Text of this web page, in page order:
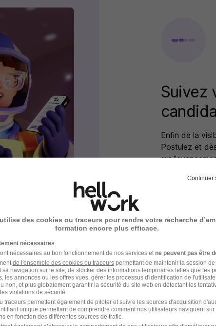
Suivez
Enfin de la
Postulez et
sur
Continuer
des cookies ou traceurs pour rendre votre recherche
formation encore plus efficace.
nécessaires
nécessaires au bon fonctionnement de nos services et ne peuvent pas être
de l'ensemble des cookies ou traceurspermettant de maintenir la session
sa navigation sur le site, de stocker des informations temporaires telles que les
les annonces ou les offres vues, gérer les processus d'identification de
non, et plus globalement garantir la sécurité du site web en détectant les
violations de sécurité.
traceurs permettent également de piloter et suivre les sources d'acquisition
unique permettant de comprendre comment nos utilisateurs naviguent sur
en fonction des différentes sources de trafic.